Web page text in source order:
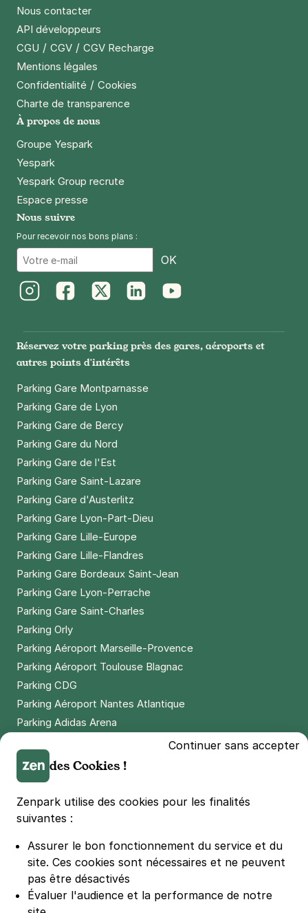
Nous contacter
API développeurs
CGU / CGV / CGV Recharge
Mentions légales
Confidentialité / Cookies
Charte de transparence
À propos de nous
Groupe Yespark
Yespark
Yespark Group recrute
Espace presse
Nous suivre
Pour recevoir nos bons plans :
OK
Réservez votre parking près des gares, aéroports et
autres points d'intérêts
Parking Gare Montparnasse
Parking Gare de Lyon
Parking Gare de Bercy
Parking Gare du Nord
Parking Gare de l'Est
Parking Gare Saint-Lazare
Parking Gare d'Austerlitz
Parking Gare Lyon-Part-Dieu
Parking Gare Lille-Europe
Parking Gare Lille-Flandres
Parking Gare Bordeaux Saint-Jean
Parking Gare Lyon-Perrache
Parking Gare Saint-Charles
Parking Orly
Parking Aéroport Marseille-Provence
Parking Aéroport Toulouse Blagnac
Parking CDG
Parking Aéroport Nantes Atlantique
Parking Adidas Arena
Parking LDLC Arena
Parking Stade Pierre Mauroy
Parking Groupama Stadium
Parking Vélodrome
Parking Bercy
Parking La Défense Arena
Parking Les 4 temps
Parking Nation
Continuer sans accepter
des Cookies !
Zenpark utilise des cookies pour les finalités
suivantes :
Assurer le bon fonctionnement du service et du
site. Ces cookies sont nécessaires et ne peuvent
pas être désactivés
Évaluer l'audience et la performance de notre